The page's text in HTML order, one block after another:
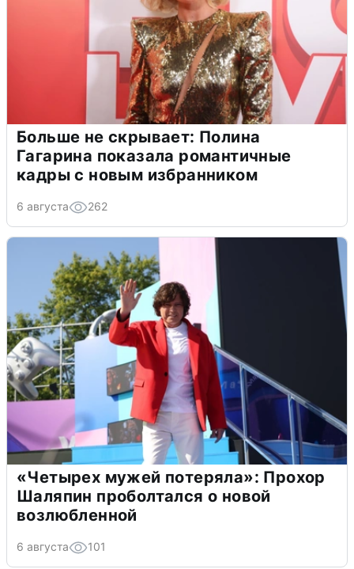
Больше не скрывает: Полина
Гагарина показала романтичные
кадры с новым избранником
6 августа 262
«Четырех мужей потеряла»: Прохор
Шаляпин проболтался о новой
возлюбленной
6 августа 101